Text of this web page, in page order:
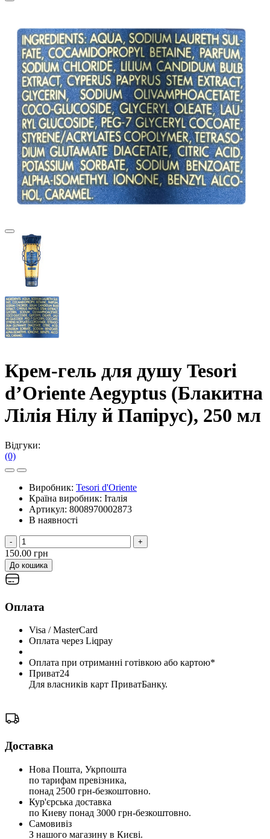
Крем-гель для душу Tesori
d’Oriente Aegyptus (Блакитна
Лілія Нілу й Папірус), 250 мл
Відгуки:
(0)
Виробник: Tesori d'Oriente
Країна виробник: Італія
Артикул: 8008970002873
В наявності
- +
150.00 грн
До кошика
Оплата
Visa / MasterCard
Оплата через Liqpay
Оплата при отриманні готівкою або картою*
Приват24
Для власників карт ПриватБанку.
Доставка
Нова Пошта, Укрпошта
по тарифам превізника,
понад 2500 грн-безкоштовно.
Кур'єрська доставка
по Киеву понад 3000 грн-безкоштовно.
Самовивіз
З нашого магазину в Києві.